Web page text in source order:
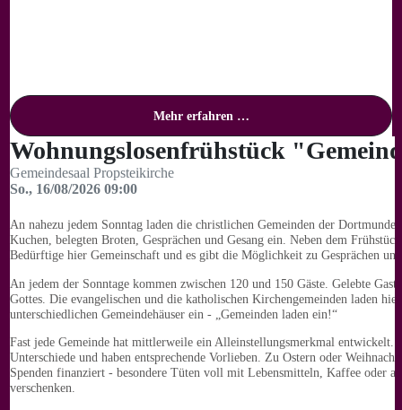
Mehr erfahren …
Wohnungslosenfrühstück
Gemeindesaal Propsteikirche
So., 16/08/2026 09:00
An nahezu jedem Sonntag laden die christlichen Gemeinden der
Kuchen, belegten Broten, Gesprächen und Gesang ein. Neben dem
Bedürftige hier Gemeinschaft und es gibt die Möglichkeit zu Gesprächen
An jedem der Sonntage kommen zwischen 120 und 150 Gäste. Gelebte
Gottes. Die evangelischen und die katholischen Kirchengemeinden laden
unterschiedlichen Gemeindehäuser ein - „Gemeinden laden ein!“
Fast jede Gemeinde hat mittlerweile ein Alleinstellungsmerkmal entwickelt.
Unterschiede und haben entsprechende Vorlieben. Zu Ostern oder
Spenden finanziert - besondere Tüten voll mit Lebensmitteln, Kaffee oder
verschenken.